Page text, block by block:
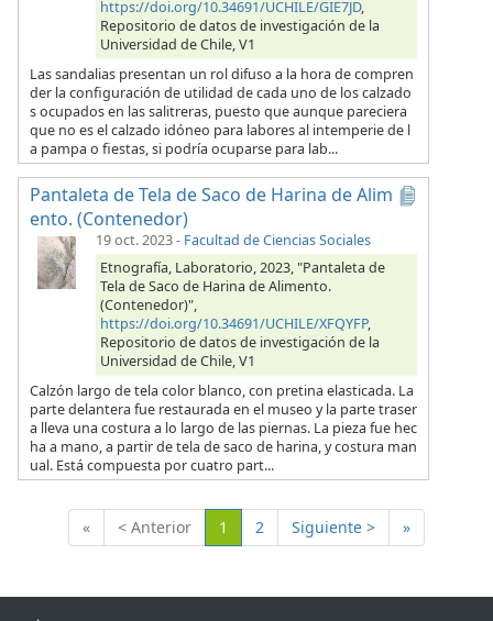
https://doi.org/10.34691/UCHILE/GIE7JD,
Repositorio de datos de investigación de la
Universidad de Chile, V1
Las sandalias presentan un rol difuso a la hora de compren
der la configuración de utilidad de cada uno de los calzado
s ocupados en las salitreras, puesto que aunque pareciera
que no es el calzado idóneo para labores al intemperie de l
a pampa o fiestas, si podría ocuparse para lab...
Pantaleta de Tela de Saco de Harina de Alim
ento. (Contenedor)
19 oct. 2023- Facultad de Ciencias Sociales
Etnografía, Laboratorio, 2023, "Pantaleta de
Tela de Saco de Harina de Alimento.
(Contenedor)",
https://doi.org/10.34691/UCHILE/XFQYFP,
Repositorio de datos de investigación de la
Universidad de Chile, V1
Calzón largo de tela color blanco, con pretina elasticada. La
parte delantera fue restaurada en el museo y la parte traser
a lleva una costura a lo largo de las piernas. La pieza fue hec
ha a mano, a partir de tela de saco de harina, y costura man
ual. Está compuesta por cuatro part...
« < Anterior 1 (Actual)
2 Siguiente > »